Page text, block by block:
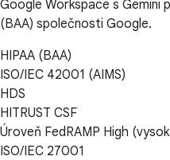
Google Workspace s Gemini
(BAA) společnosti Google.
HIPAA (BAA)
ISO/IEC 42001 (AIMS)
HDS
HITRUST CSF
Úroveň FedRAMP High
ISO/IEC 27001